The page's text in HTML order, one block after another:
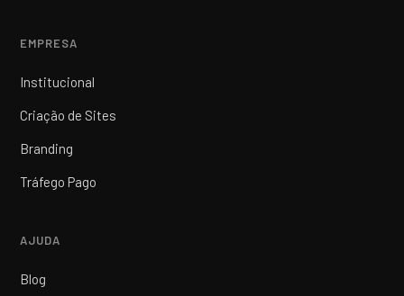
EMPRESA
Institucional
Criação de Sites
Branding
Tráfego Pago
AJUDA
Blog